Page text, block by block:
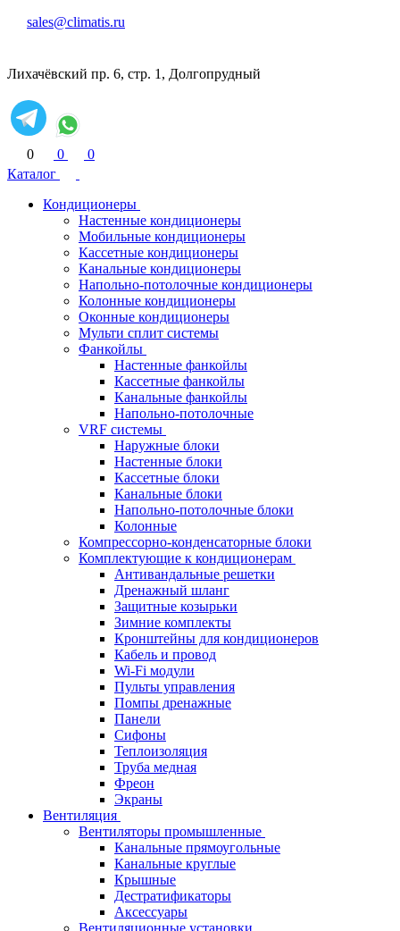
sales@climatis.ru
Лихачёвский пр. 6, стр. 1, Долгопрудный
0 0
0
Каталог
Кондиционеры
Настенные кондиционеры
Мобильные кондиционеры
Кассетные кондиционеры
Канальные кондиционеры
Напольно-потолочные кондиционеры
Колонные кондиционеры
Оконные кондиционеры
Мульти сплит системы
Фанкойлы
Настенные фанкойлы
Кассетные фанкойлы
Канальные фанкойлы
Напольно-потолочные
VRF системы
Наружные блоки
Настенные блоки
Кассетные блоки
Канальные блоки
Напольно-потолочные блоки
Колонные
Компрессорно-конденсаторные блоки
Комплектующие к кондиционерам
Антивандальные решетки
Дренажный шланг
Защитные козырьки
Зимние комплекты
Кронштейны для кондиционеров
Кабель и провод
Wi-Fi модули
Пульты управления
Помпы дренажные
Панели
Сифоны
Теплоизоляция
Труба медная
Фреон
Экраны
Вентиляция
Вентиляторы промышленные
Канальные прямоугольные
Канальные круглые
Крышные
Дестратификаторы
Аксессуары
Вентиляционные установки